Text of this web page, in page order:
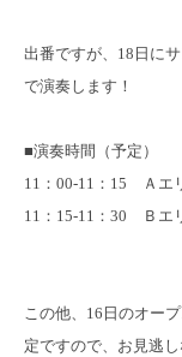
出番ですが、18日に
で演奏します！
■演奏時間（予定）
11：00-11：15 Ａエ
11：15-11：30 Ｂエ
この他、16日のオー
定ですので、お見逃し